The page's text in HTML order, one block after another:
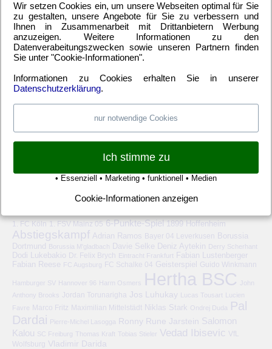
Relegationsspiel(4) Schiedsrichter(21) Transfers(7)
UEFA Europa League(22) UEFA-Cup (12)
META
Eintrags-Feed
HERTHA BSC – SCHLAGWORTE
1. FC Köln 1. FSV Mainz 05 6-Punkte-Spiel 1899 Hoffenheim
Abstiegskampf Adrian Ramos Bayer 04 Leverkusen
Borussia
Dortmund
Borussia M'gladbach Davie Selke Deniz Aytekin Derry Scherhant
Dodi Lukebakio Dr. Felix Brych Eintracht Frankfurt Fabian Lustenberger
Fabian Reese FC Augsburg FC Schalke 04 Geisterspiel Guido Winkmann
Hamburger SV Hannover 96 Harm Osmers Hertha BSC
John
Anthony Brooks
Jordan Torunarigha Jos Luhukay Lucas Tousart Lucien
Favre
Marco Fritz Maximilian Mittelstädt Niklas Stark Ondrej Duda Pal
Dardai Pierre-Michel Lasogga Ronny Rune Jarstein Salomon
Kalou SC Freiburg Thomas Kraft Tobias Stieler Vedad Ibisevic
VfL
Wolfsburg
Vladimir Darida
Wir setzen Cookies ein, um unsere Webseiten optimal für Sie
zu gestalten, unsere Angebote für Sie zu verbessern und
Ihnen in Zusammenarbeit mit Drittanbietern Werbung
anzuzeigen. Weitere Informationen zu den
Datenverabeitungszwecken sowie unseren Partnern finden
Sie unter "Cookie-Informationen".
Informationen zu Cookies erhalten Sie in unserer
Datenschutzerklärung.
nur notwendige Cookies
Ich stimme zu
• Essenziell • Marketing • funktionell • Medien
Cookie-Informationen anzeigen